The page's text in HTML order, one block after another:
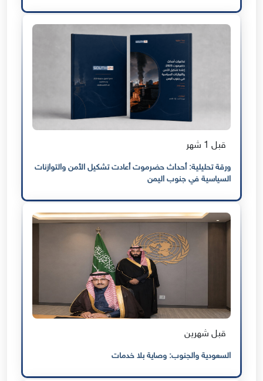
قبل 1 شهر
ورقة تحليلية: أحداث حضرموت أعادت تشكيل الأمن والتوازنات
السياسية في جنوب اليمن
قبل شهرين
السعودية والجنوب: وصاية بلا خدمات